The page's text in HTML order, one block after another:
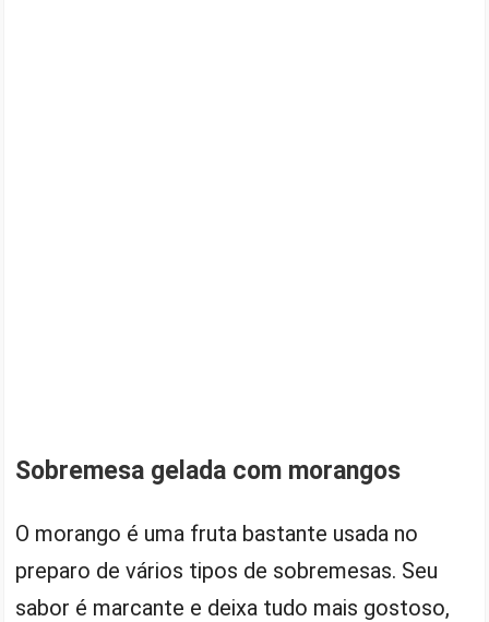
Sobremesa gelada com morangos
O morango é uma fruta bastante usada no
preparo de vários tipos de sobremesas. Seu
sabor é marcante e deixa tudo mais gostoso,